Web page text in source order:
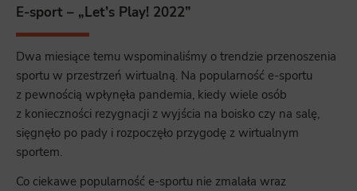
E-sport – „Let’s Play! 2022”
Dwa miesiące temu wspominaliśmy o trendzie przenoszenia
sportu w przestrzeń wirtualną. Na popularność e-sportu
z pewnością wpłynęła pandemia, kiedy wiele osób
z konieczności rezygnacji z wyjścia na boisko czy na salę,
sięgnęło po pady i rozpoczęło przygodę z wirtualnym
sportem.
Co ciekawe popularność e-sportu nie zmalała wraz